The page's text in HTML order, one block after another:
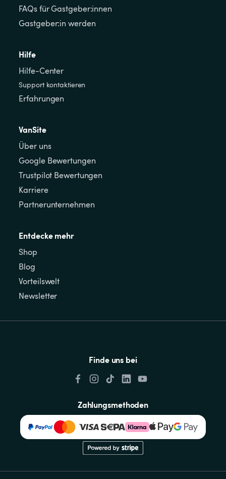
FAQs für Gastgeber:innen
Gastgeber:in werden
Hilfe
Hilfe-Center
Support kontaktieren
Erfahrungen
VanSite
Über uns
Google Bewertungen
Trustpilot Bewertungen
Karriere
Partnerunternehmen
Entdecke mehr
Shop
Blog
Vorteilswelt
Newsletter
Finde uns bei
Zahlungsmethoden